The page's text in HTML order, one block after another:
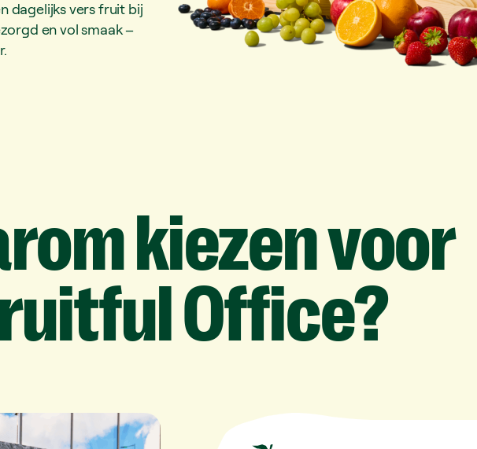
dagelijks vers fruit bij
en vol smaak –
kiezenvoor
Office?